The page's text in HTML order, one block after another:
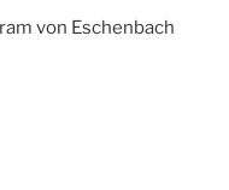
von Eschenbach